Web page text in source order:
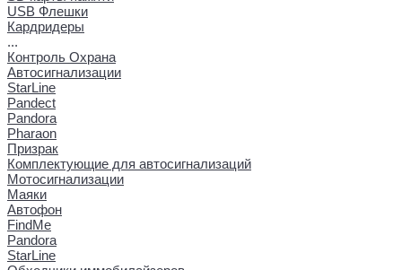
USB Флешки
Кардридеры
...
Контроль Охрана
Автосигнализации
StarLine
Pandect
Pandora
Pharaon
Призрак
Комплектующие для автосигнализаций
Мотосигнализации
Маяки
Автофон
FindMe
Pandora
StarLine